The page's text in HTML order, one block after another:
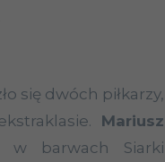
się dwóch piłkarzy,
Mariusz
w barwach Siarki